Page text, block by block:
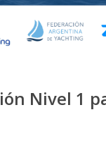
Nivel 1